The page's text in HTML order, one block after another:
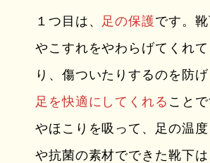
１つ目は、 足の保護です。
やこすれをやわらげてくれ
り、傷ついたりするのを防げ
足を快適にしてくれる こと
やほこりを吸って、足の温
や抗菌の素材でできた靴下